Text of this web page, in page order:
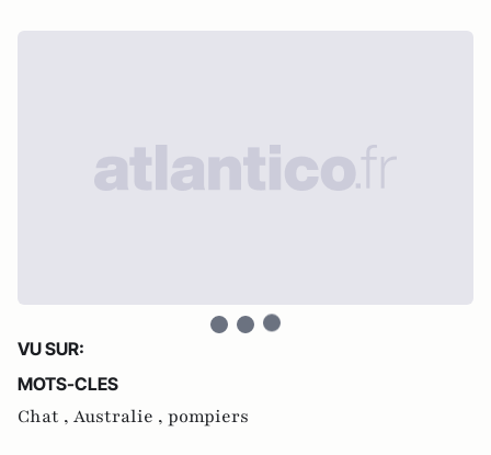
VU SUR:
MOTS-CLES
Chat , Australie , pompiers